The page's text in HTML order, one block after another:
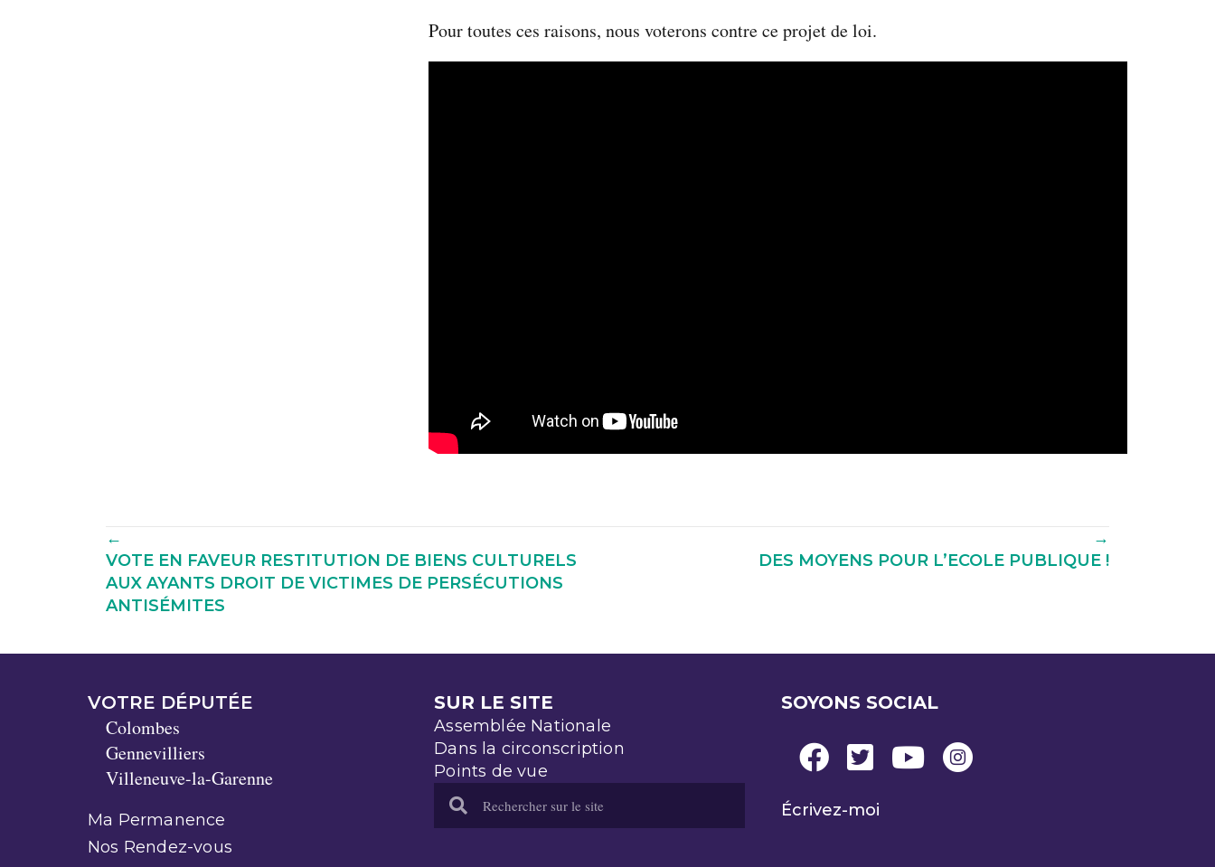
Pour toutes ces raisons, nous voterons contre ce projet de loi.
Navigation
parmi
les
articles
←
VOTE EN FAVEUR RESTITUTION DE BIENS CULTURELS
AUX AYANTS DROIT DE VICTIMES DE PERSÉCUTIONS
ANTISÉMITES
→
DES MOYENS POUR L’ECOLE PUBLIQUE !
VOTRE DÉPUTÉE
Colombes
Gennevilliers
Villeneuve-la-Garenne
Ma Permanence
Nos Rendez-vous
SUR LE SITE
Assemblée Nationale
Dans la circonscription
Points de vue
SOYONS SOCIAL
Écrivez-moi